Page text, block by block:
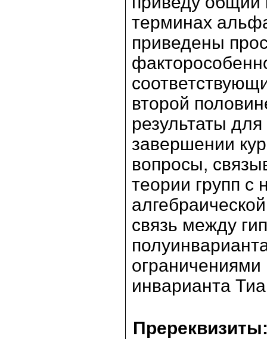
терминах
приведены
второй
результаты
завершении
вопросы,
теории групп с
связь между
инварианта